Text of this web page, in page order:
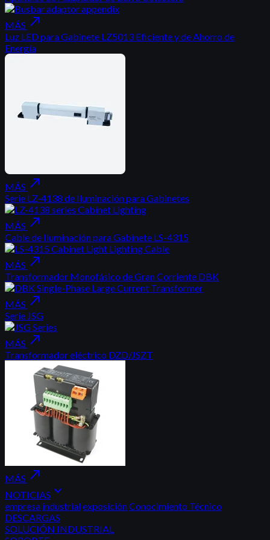
MÁS north_east
Luz LED para Gabinete LZ5013 Eficiente y de Ahorro de
Energía
MÁS north_east
Serie LZ-4138 de Iluminación para Gabinetes
MÁS north_east
Cable de Iluminación para Gabinete LS-4315
MÁS north_east
Transformador Monofásico de Gran Corriente DBK
MÁS north_east
Serie JSG
MÁS north_east
Transformador eléctrico DZD/JSZT
MÁS north_east
NOTICIAS expand_more
empresa industrialexposiciónConocimiento Técnico
DESCARGAS
SOLUCIÓN INDUSTRIAL